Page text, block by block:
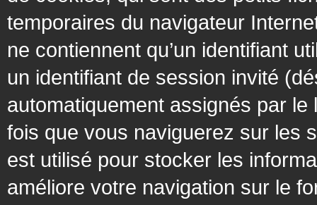
temporaires du navigateur
ne contiennent qu’un identifiant
un identifiant de session invité
automatiquement assignés par
fois que vous naviguerez sur les
est utilisé pour stocker les
améliore votre navigation sur le